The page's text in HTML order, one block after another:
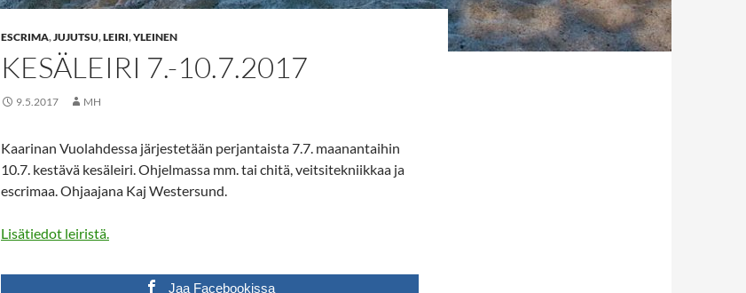
ESCRIMA,JUJUTSU,LEIRI,YLEINEN
KESÄLEIRI 7.-10.7.2017
9.5.2017 MH
Kaarinan Vuolahdessa järjestetään perjantaista 7.7. maanantaihin
10.7. kestävä kesäleiri. Ohjelmassa mm. tai chitä, veitsitekniikkaa ja
escrimaa. Ohjaajana Kaj Westersund.
Lisätiedot leiristä.
Jaa Facebookissa